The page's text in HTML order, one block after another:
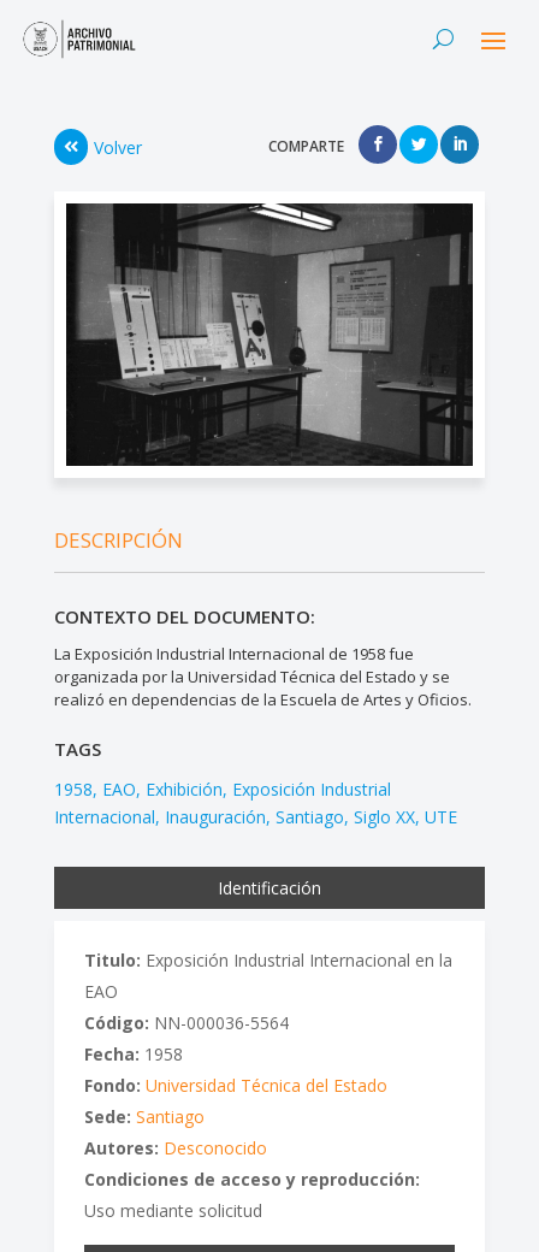
Volver COMPARTE
DESCRIPCIÓN
CONTEXTO DEL DOCUMENTO:
La Exposición Industrial Internacional de 1958 fue
organizada por la Universidad Técnica del Estado y se
realizó en dependencias de la Escuela de Artes y Oficios.
TAGS
1958 EAO Exhibición Exposición Industrial
Internacional Inauguración Santiago Siglo XX UTE
Identificación
Titulo: Exposición Industrial Internacional en la
EAO
Código: NN-000036-5564
Fecha: 1958
Fondo: Universidad Técnica del Estado
Sede: Santiago
Autores: Desconocido
Condiciones de acceso y reproducción:
Uso mediante solicitud